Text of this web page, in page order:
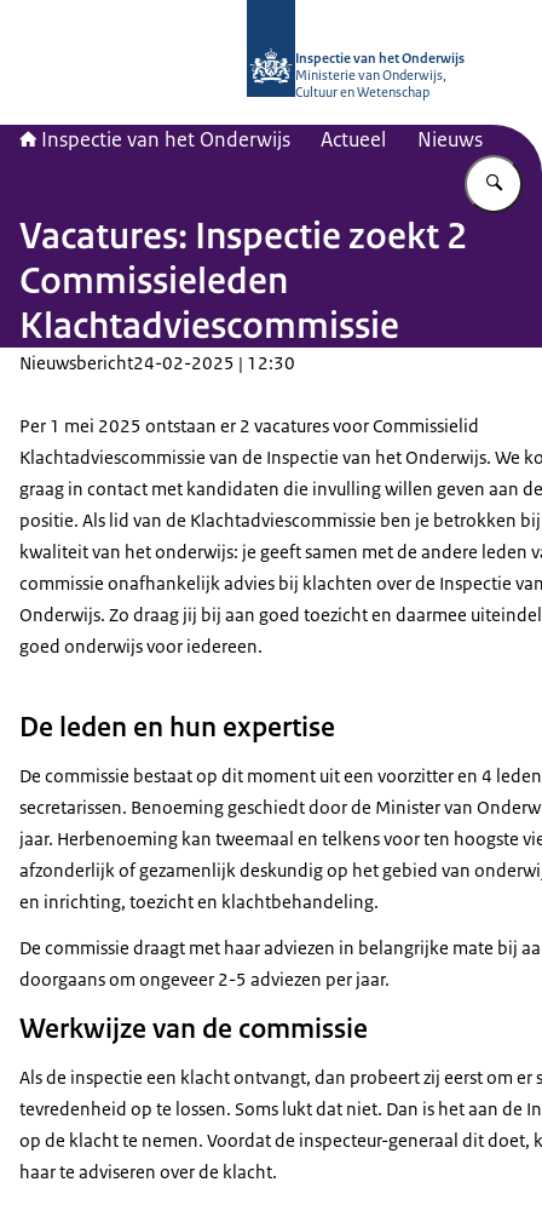
Inspectie van het Onderwijs
Ministerie van Onderwijs,
Cultuur en Wetenschap
Inspectie van het Onderwijs Actueel Nieuws
Vacatures: Inspectie zoekt 2
Commissieleden
Klachtadviescommissie
Nieuwsbericht24-02-2025 | 12:30
Per 1 mei 2025 ontstaan er 2 vacatures voor Commissielid
Klachtadviescommissie van de Inspectie van het Onderwijs. We
graag in contact met kandidaten die invulling willen geven aan
positie. Als lid van de Klachtadviescommissie ben je betrokken
kwaliteit van het onderwijs: je geeft samen met de andere leden
commissie onafhankelijk advies bij klachten over de Inspectie
Onderwijs. Zo draag jij bij aan goed toezicht en daarmee
goed onderwijs voor iedereen.
De leden en hun expertise
De commissie bestaat op dit moment uit een voorzitter en 4
secretarissen. Benoeming geschiedt door de Minister van
jaar. Herbenoeming kan tweemaal en telkens voor ten hoogste
afzonderlijk of gezamenlijk deskundig op het gebied van
en inrichting, toezicht en klachtbehandeling.
De commissie draagt met haar adviezen in belangrijke mate bij
doorgaans om ongeveer 2-5 adviezen per jaar.
Werkwijze van de commissie
Als de inspectie een klacht ontvangt, dan probeert zij eerst om
tevredenheid op te lossen. Soms lukt dat niet. Dan is het aan de
op de klacht te nemen. Voordat de inspecteur-generaal dit
haar te adviseren over de klacht.